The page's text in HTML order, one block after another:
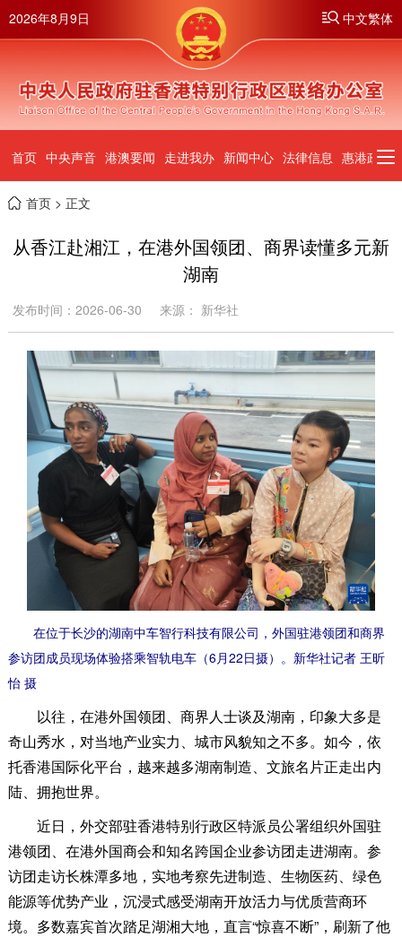
2026年8月9日 中文繁体
首页 中央声音 港澳要闻 走进我办 新闻中心 法律信息 惠港政策
首页> 正文
从香江赴湘江，在港外国领团、商界读懂多元新
湖南
发布时间：2026-06-30 来源： 新华社
在位于长沙的湖南中车智行科技有限公司，外国驻港领团和商界
参访团成员现场体验搭乘智轨电车（6月22日摄）。新华社记者 王昕
怡 摄
以往，在港外国领团、商界人士谈及湖南，印象大多是
奇山秀水，对当地产业实力、城市风貌知之不多。如今，依
托香港国际化平台，越来越多湖南制造、文旅名片正走出内
陆、拥抱世界。
近日，外交部驻香港特别行政区特派员公署组织外国驻
港领团、在港外国商会和知名跨国企业参访团走进湖南。参
访团走访长株潭多地，实地考察先进制造、生物医药、绿色
能源等优势产业，沉浸式感受湖南开放活力与优质营商环
境。多数嘉宾首次踏足湖湘大地，直言“惊喜不断”，刷新了他